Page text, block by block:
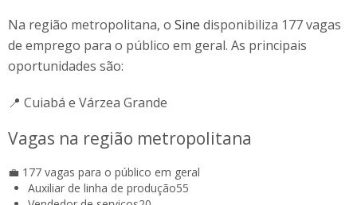
Na região metropolitana, o Sine disponibiliza 177 vagas
de emprego para o público em geral. As principais
oportunidades são:
📍 Cuiabá e Várzea Grande
Vagas na região metropolitana
💼 177 vagas para o público em geral
Auxiliar de linha de produção55